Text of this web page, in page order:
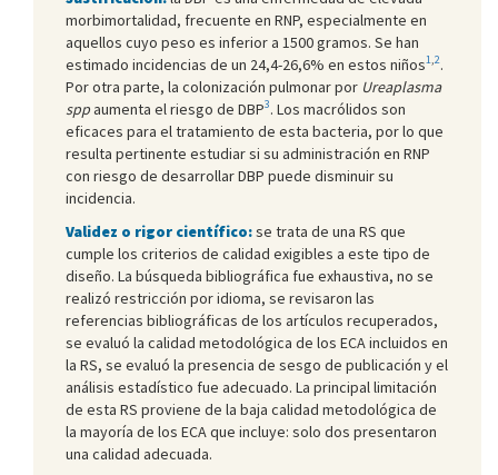
morbimortalidad, frecuente en RNP, especialmente en
aquellos cuyo peso es inferior a 1500 gramos. Se han
estimado incidencias de un 24,4-26,6% en estos niños1,2.
Por otra parte, la colonización pulmonar por Ureaplasma
sppaumenta el riesgo de DBP3. Los macrólidos son
eficaces para el tratamiento de esta bacteria, por lo que
resulta pertinente estudiar si su administración en RNP
con riesgo de desarrollar DBP puede disminuir su
incidencia.
Validez o rigor científico:se trata de una RS que
cumple los criterios de calidad exigibles a este tipo de
diseño. La búsqueda bibliográfica fue exhaustiva, no se
realizó restricción por idioma, se revisaron las
referencias bibliográficas de los artículos recuperados,
se evaluó la calidad metodológica de los ECA incluidos en
la RS, se evaluó la presencia de sesgo de publicación y el
análisis estadístico fue adecuado. La principal limitación
de esta RS proviene de la baja calidad metodológica de
la mayoría de los ECA que incluye: solo dos presentaron
una calidad adecuada.